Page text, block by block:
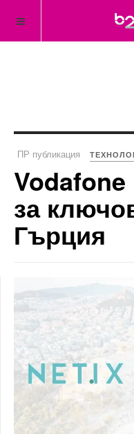
ПР публикация
Vodafone
за
Гърция